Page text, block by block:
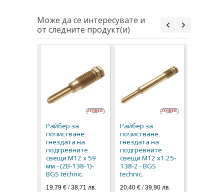
Може да се интересувате и
от следните продукт(и)
Райбер за
почистване
гнездата на
подгревните
свещи М12 х 59
мм - (ZB-138-1)-
BGS technic.
19,79 €/38,71 лв.
Райбер за
почистване
гнездата на
подгревните
свещи M12 x1.25-
138-2 - BGS
technic.
20,40 €/39,90 лв.